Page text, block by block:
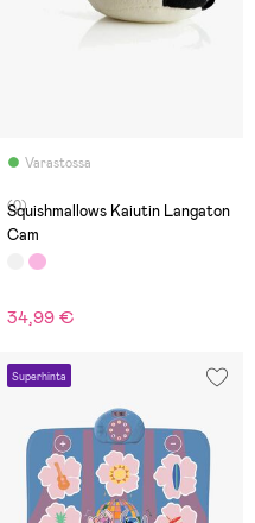
Varastossa
(0)
Squishmallows Kaiutin Langaton
Cam
34,99 €
Superhinta